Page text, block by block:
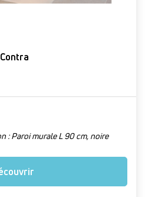
Paroi fixe - verre flûte - Contra
: Paroi murale L 90 cm, noire